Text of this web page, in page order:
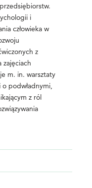
i
człowieka w
z
zajęciach
m. in. warsztaty
o podwładnymi,
z ról